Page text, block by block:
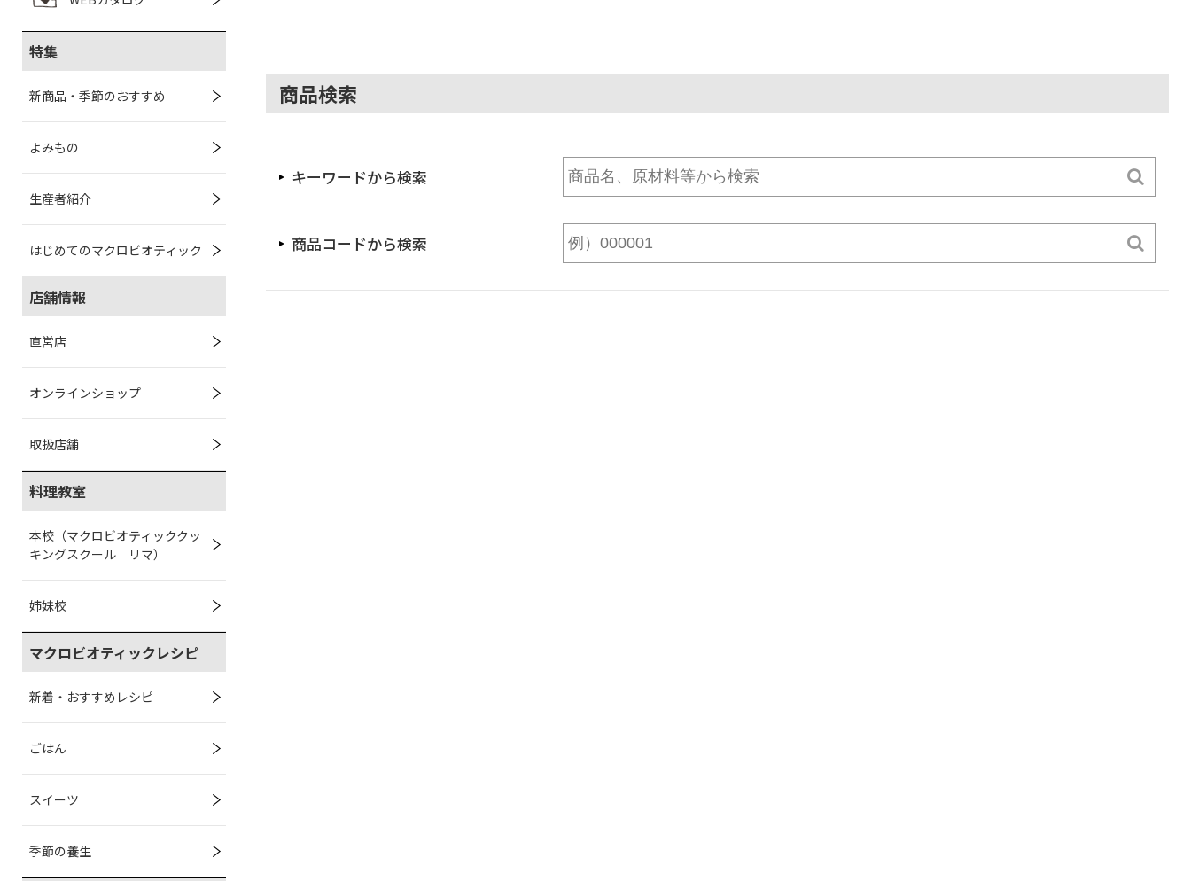
特集
新商品・季節のおすすめ
よみもの
生産者紹介
はじめてのマクロビオティック
店舗情報
直営店
オンラインショップ
取扱店舗
料理教室
本校（マクロビオティッククッ
キングスクール リマ）
姉妹校
マクロビオティックレシピ
新着・おすすめレシピ
ごはん
スイーツ
季節の養生
商品検索
キーワードから検索
商品コードから検索